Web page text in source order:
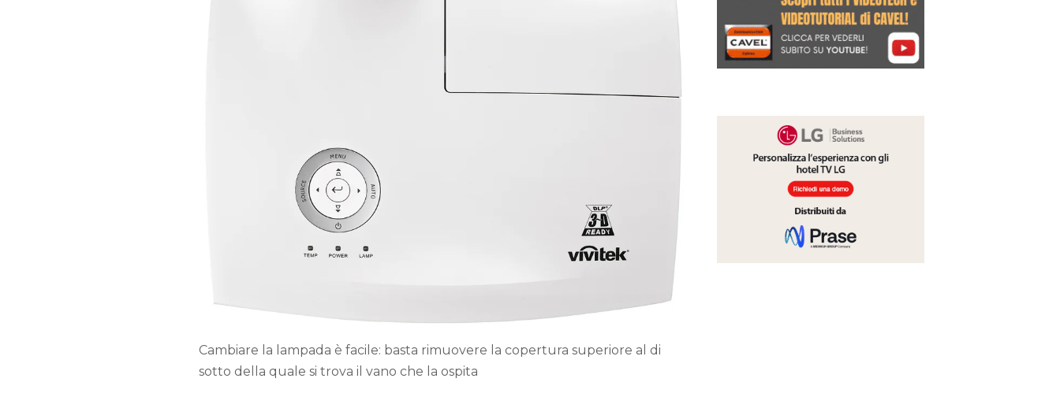
Cambiare la lampada è facile: basta rimuovere la copertura superiore al di
sotto della quale si trova il vano che la ospita